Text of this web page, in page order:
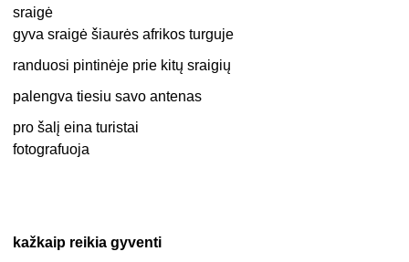
sraigė
gyva sraigė šiaurės afrikos turguje
randuosi pintinėje prie kitų sraigių
palengva tiesiu savo antenas
pro šalį eina turistai
fotografuoja
kažkaip reikia gyventi